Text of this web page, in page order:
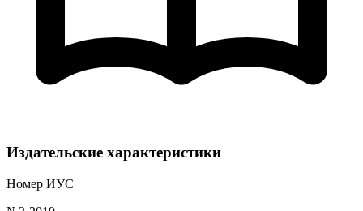
Издательские характеристики
Номер ИУС